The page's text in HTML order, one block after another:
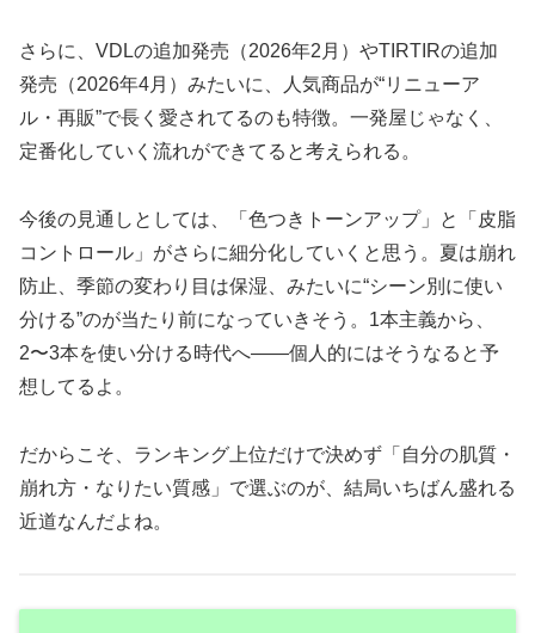
さらに、VDLの追加発売（2026年2月）やTIRTIRの追加
発売（2026年4月）みたいに、人気商品が“リニューア
ル・再販”で長く愛されてるのも特徴。一発屋じゃなく、
定番化していく流れができてると考えられる。
今後の見通しとしては、「色つきトーンアップ」と「皮脂
コントロール」がさらに細分化していくと思う。夏は崩れ
防止、季節の変わり目は保湿、みたいに“シーン別に使い
分ける”のが当たり前になっていきそう。1本主義から、
2〜3本を使い分ける時代へ——個人的にはそうなると予
想してるよ。
だからこそ、ランキング上位だけで決めず「自分の肌質・
崩れ方・なりたい質感」で選ぶのが、結局いちばん盛れる
近道なんだよね。